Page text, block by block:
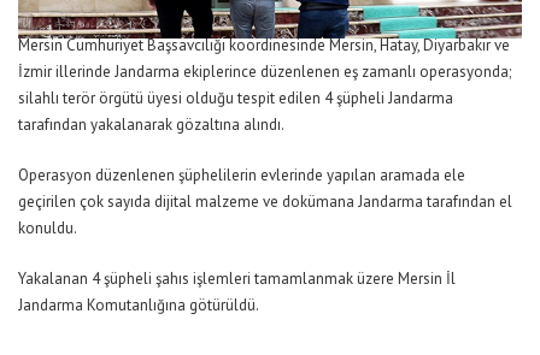
Mersin Cumhuriyet Başsavcılığı koordinesinde Mersin, Hatay, Diyarbakır ve
İzmir illerinde Jandarma ekiplerince düzenlenen eş zamanlı operasyonda;
silahlı terör örgütü üyesi olduğu tespit edilen 4 şüpheli Jandarma
tarafından yakalanarak gözaltına alındı.
Operasyon düzenlenen şüphelilerin evlerinde yapılan aramada ele
geçirilen çok sayıda dijital malzeme ve dokümana Jandarma tarafından el
konuldu.
Yakalanan 4 şüpheli şahıs işlemleri tamamlanmak üzere Mersin İl
Jandarma Komutanlığına götürüldü.